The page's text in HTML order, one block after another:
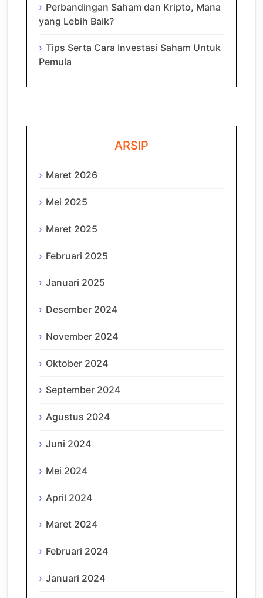
Perbandingan Saham dan Kripto, Mana
yang Lebih Baik?
Tips Serta Cara Investasi Saham Untuk
Pemula
ARSIP
Maret 2026
Mei 2025
Maret 2025
Februari 2025
Januari 2025
Desember 2024
November 2024
Oktober 2024
September 2024
Agustus 2024
Juni 2024
Mei 2024
April 2024
Maret 2024
Februari 2024
Januari 2024